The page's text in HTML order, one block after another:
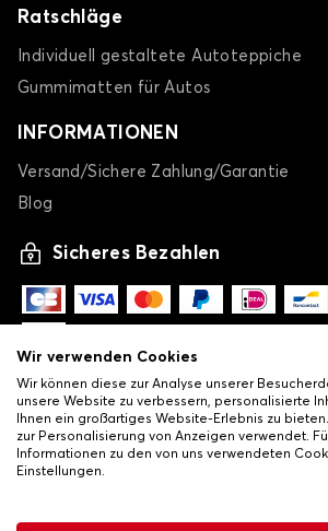
Ratschläge
Individuell gestaltete Autoteppiche
Gummimatten für Autos
INFORMATIONEN
Versand/Sichere Zahlung/Garantie
Blog
Sicheres Bezahlen
Allgemeine Verkaufsbedingungen•
Wir verwenden Cookies
Wir können diese zur Analyse unserer
unsere Website zu verbessern, personalisierte
Ihnen ein großartiges Website-Erlebnis zu
zur Personalisierung von Anzeigen verwendet.
Informationen zu den von uns verwendeten
Einstellungen.